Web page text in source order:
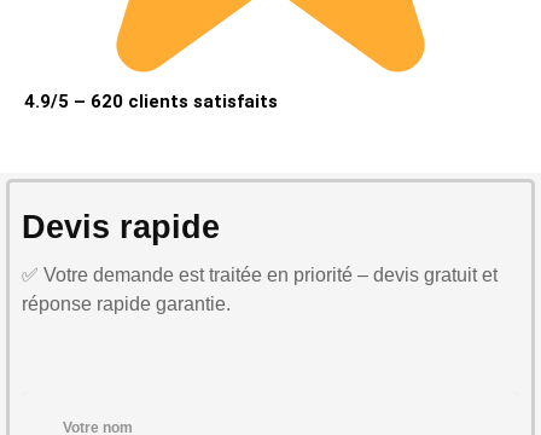
4.9/5 – 620 clients satisfaits
Devis rapide
✅ Votre demande est traitée en priorité – devis gratuit et
réponse rapide garantie.
Votre nom